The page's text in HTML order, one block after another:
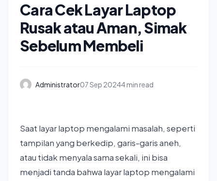
Cara Cek Layar Laptop
Rusak atau Aman, Simak
Sebelum Membeli
Administrator07 Sep 20244 min read
Saat layar laptop mengalami masalah, seperti
tampilan yang berkedip, garis-garis aneh,
atau tidak menyala sama sekali, ini bisa
menjadi tanda bahwa layar laptop mengalami